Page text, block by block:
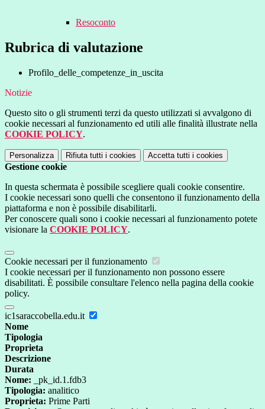
Resoconto
Rubrica di valutazione
Profilo_delle_competenze_in_uscita
Notizie
Questo sito o gli strumenti terzi da questo utilizzati si avvalgono di
cookie necessari al funzionamento ed utili alle finalità illustrate nella
COOKIE POLICY.
Personalizza Rifiuta tutti i cookies Accetta tutti i cookies
Gestione cookie
In questa schermata è possibile scegliere quali cookie consentire.
I cookie necessari sono quelli che consentono il funzionamento della
piattaforma e non è possibile disabilitarli.
Per conoscere quali sono i cookie necessari al funzionamento potete
visionare la COOKIE POLICY.
Cookie necessari per il funzionamento
I cookie necessari per il funzionamento non possono essere
disabilitati. È possibile consultare l'elenco nella pagina della cookie
policy.
ic1saraccobella.edu.it
Nome
Tipologia
Proprieta
Descrizione
Durata
Nome: _pk_id.1.fdb3
Tipologia: analitico
Proprieta: Prime Parti